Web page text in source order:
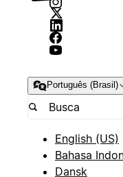
Português (Brasil)
English (US)
Bahasa
Dansk